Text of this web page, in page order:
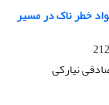
خطر ناک در مسیر
نیارکی